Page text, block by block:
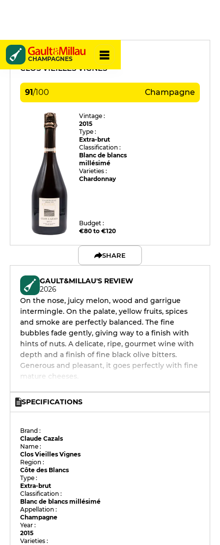
CHAMPAGNES
Claude Cazals
CLOS VIEILLES VIGNES
91/100 Champagne
Vintage :
2015
Type :
Extra-brut
Classification :
Blanc de blancs
millésimé
Varieties :
Chardonnay
Budget :
€80 to €120
SHARE
GAULT&MILLAU'S REVIEW
2026
On the nose, juicy melon, wood and garrigue
intermingle. On the palate, yellow fruits, spices
and smoke are perfectly balanced. The fine
bubbles fade gently, giving way to a finish with
hints of nuts. A delicate, ripe, gourmet wine with
depth and a finish of fine black olive bitters.
Generous and pleasant, it goes perfectly with fine
mature cheeses.
SPECIFICATIONS
Brand :
Claude Cazals
Name :
Clos Vieilles Vignes
Region :
Côte des Blancs
Type :
Extra-brut
Classification :
Blanc de blancs millésimé
Appellation :
Champagne
Year :
2015
Varieties :